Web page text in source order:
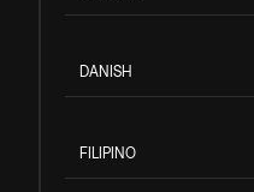
DANISH
FILIPINO